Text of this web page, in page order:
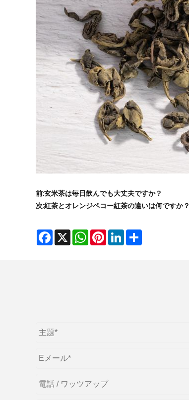
前:玄米茶は毎日飲んでも大丈夫ですか？
次:紅茶とオレンジペコー紅茶の違いは何ですか？
Facebook
X WhatsApp
Pinterest
LinkedIn